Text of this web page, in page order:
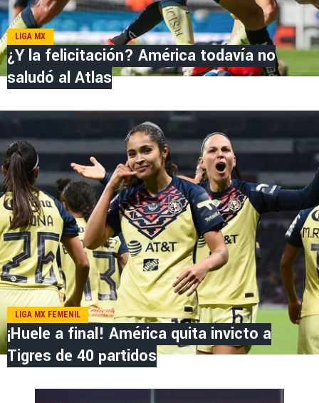
LIGA MX
¿Y la felicitación? América todavía no
saludó al Atlas
LIGA MX FEMENIL
¡Huele a final! América quita invicto a
Tigres de 40 partidos